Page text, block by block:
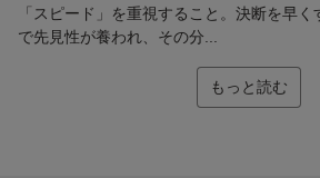
「スピード」を重視すること。決断を早
で先見性が養われ、その分...
もっと読む